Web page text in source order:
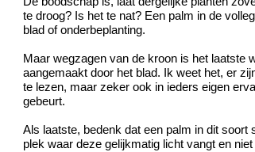
te droog? Is het te nat? Een palm in de
blad of onderbeplanting.
Maar wegzagen van de kroon is het laatste
aangemaakt door het blad. Ik weet het, er
te lezen, maar zeker ook in ieders eigen
gebeurt.
Als laatste, bedenk dat een palm in dit
plek waar deze gelijkmatig licht vangt en